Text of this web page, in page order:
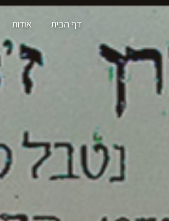
דף הבית אודות